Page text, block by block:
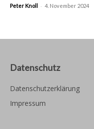
Peter Knoll - 4. November 2024
Datenschutz
Datenschutzerklärung
Impressum